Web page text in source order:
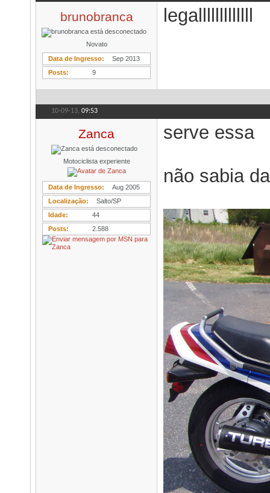
brunobranca
Novato
Data de Ingresso
Sep 2013
Posts
9
legalllllllllllll
10-09-13, 09:53
Zanca
Motociclista experiente
Data de Ingresso
Aug 2005
Localização
Salto/SP
Idade
44
Posts
2.588
serve essa
não sabia